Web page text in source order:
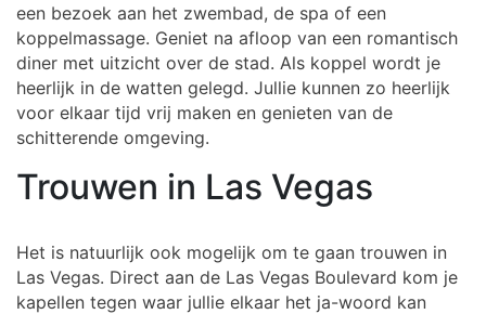
een bezoek aan het zwembad, de spa of een
koppelmassage. Geniet na afloop van een romantisch
diner met uitzicht over de stad. Als koppel wordt je
heerlijk in de watten gelegd. Jullie kunnen zo heerlijk
voor elkaar tijd vrij maken en genieten van de
schitterende omgeving.
Trouwen in Las Vegas
Het is natuurlijk ook mogelijk om te gaan trouwen in
Las Vegas. Direct aan de Las Vegas Boulevard kom je
kapellen tegen waar jullie elkaar het ja-woord kan